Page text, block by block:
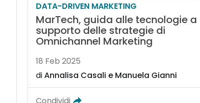
DATA-DRIVEN MARKETING
MarTech, guida alle tecnologie a
supporto delle strategie di
Omnichannel Marketing
18 Feb 2025
diAnnalisa Casali e Manuela Gianni